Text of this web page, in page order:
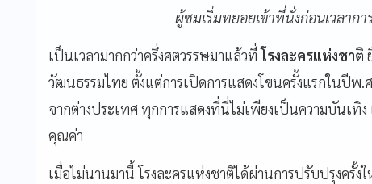
ผู้ชมเริ่มทยอยเข้าที่นั่งก่อนเวลาก
เป็นเวลามากกว่าครึ่งศตวรรษมาแล้วที่โรงละครแห่งชาติ
วัฒนธรรมไทย ตั้งแต่การเปิดการแสดงโขนครั้งแรกในปีพ
จากต่างประเทศ ทุกการแสดงที่นี่ไม่เพียงเป็นความบันเทิ
คุณค่า
เมื่อไม่นานมานี้ โรงละครแห่งชาติได้ผ่านการปรับปรุงครั้ง